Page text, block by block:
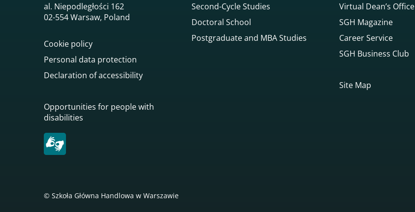
al. Niepodległości 162
02-554 Warsaw, Poland
Cookie policy
Personal data protection
Declaration of accessibility
Opportunities for people with
disabilities
Second-Cycle Studies
Doctoral School
Postgraduate and MBA Studies
Virtual Dean’s Office
SGH Magazine
Career Service
SGH Business Club
Site Map
© Szkoła Główna Handlowa w Warszawie